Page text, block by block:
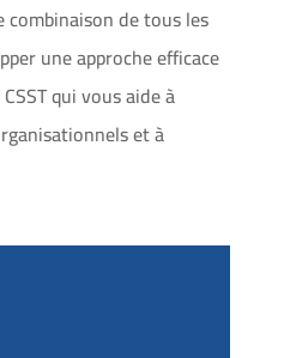
combinaison de tous les
une approche efficace
qui vous aide à
et à